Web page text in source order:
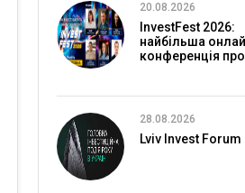
20.08.2026
InvestFest 2026:
найбільша
конференція про
28.08.2026
Lviv Invest Forum